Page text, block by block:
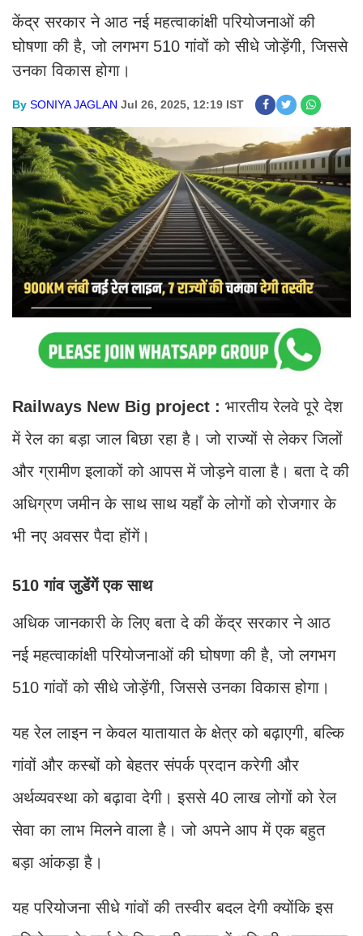
केंद्र सरकार ने आठ नई महत्वाकांक्षी परियोजनाओं की
घोषणा की है, जो लगभग 510 गांवों को सीधे जोड़ेंगी, जिससे
उनका विकास होगा।
By SONIYA JAGLAN Jul 26, 2025, 12:19 IST
Railways New Big project : भारतीय रेलवे पूरे देश
में रेल का बड़ा जाल बिछा रहा है। जो राज्यों से लेकर जिलों
और ग्रामीण इलाकों को आपस में जोड़ने वाला है। बता दे की
अधिग्रण जमीन के साथ साथ यहाँ के लोगों को रोजगार के
भी नए अवसर पैदा होंगें।
510 गांव जुडेंगें एक साथ
अधिक जानकारी के लिए बता दे की केंद्र सरकार ने आठ
नई महत्वाकांक्षी परियोजनाओं की घोषणा की है, जो लगभग
510 गांवों को सीधे जोड़ेंगी, जिससे उनका विकास होगा।
यह रेल लाइन न केवल यातायात के क्षेत्र को बढ़ाएगी, बल्कि
गांवों और कस्बों को बेहतर संपर्क प्रदान करेगी और
अर्थव्यवस्था को बढ़ावा देगी। इससे 40 लाख लोगों को रेल
सेवा का लाभ मिलने वाला है। जो अपने आप में एक बहुत
बड़ा आंकड़ा है।
यह परियोजना सीधे गांवों की तस्वीर बदल देगी क्योंकि इस